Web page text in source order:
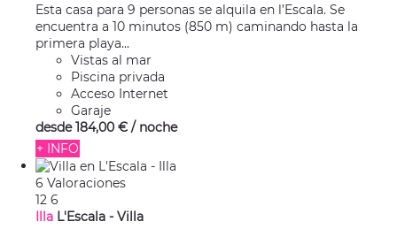
Esta casa para 9 personas se alquila en l’Escala. Se
encuentra a 10 minutos (850 m) caminando hasta la
primera playa...
Vistas al mar
Piscina privada
Acceso Internet
Garaje
desde 184,00 € / noche
+ INFO
6 Valoraciones
12 6
Illa L'Escala - Villa